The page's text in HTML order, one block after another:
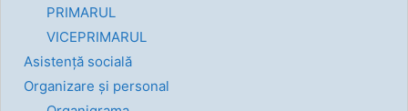
PRIMARUL
VICEPRIMARUL
Asistență socială
Organizare și personal